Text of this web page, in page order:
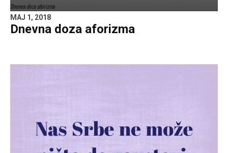
Dnevna doza aforizma
MAJ 1, 2018
Dnevna doza aforizma